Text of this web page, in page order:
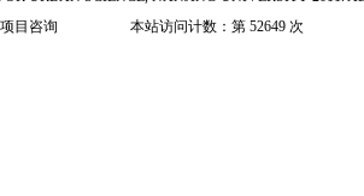
学 项目咨询 本站访问计数：第 52649 次